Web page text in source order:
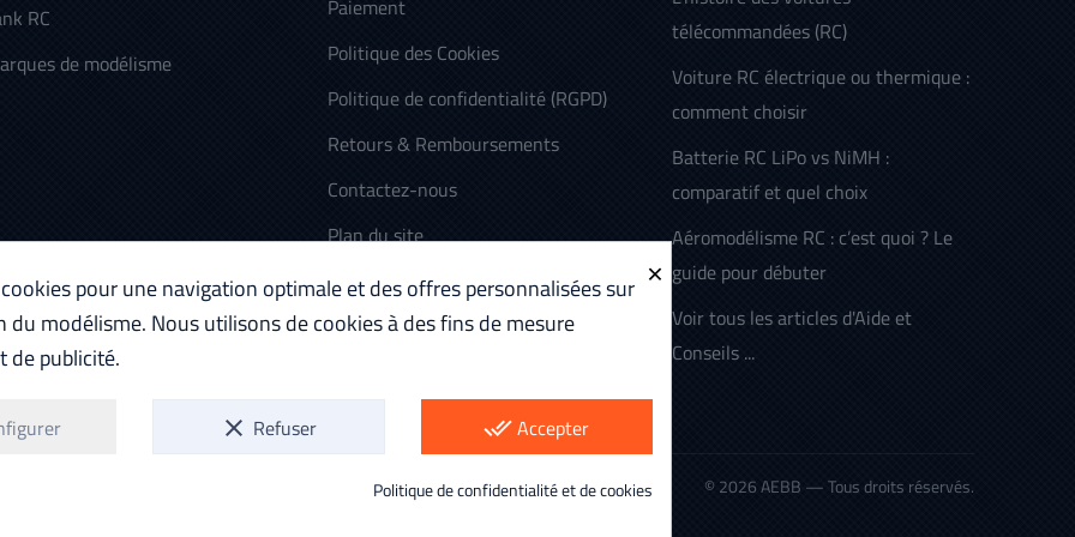
RC
de modélisme
Paiement
Politique des Cookies
Politique de confidentialité (RGPD)
Retours & Remboursements
Contactez-nous
Plan du site
télécommandées (RC)
Voiture RC électrique ou thermique :
comment choisir
Batterie RC LiPo vs NiMH :
comparatif et quel choix
Aéromodélisme RC : c’est quoi ? Le
guide pour débuter
Voir tous les articles d'Aide et
Conseils ...
© 2026 AEBB — Tous droits réservés.
×
pour une navigation optimale et des offres personnalisées sur
du modélisme. Nous utilisons de cookies à des fins de mesure
de publicité.
clear Refuser done_allAccepter
Politique de confidentialité et de cookies